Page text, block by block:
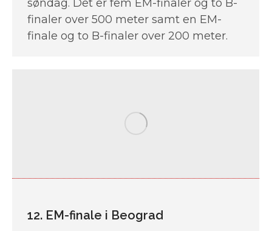
søndag. Det er fem EM-finaler og to B-
finaler over 500 meter samt en EM-
finale og to B-finaler over 200 meter.
12. EM-finale i Beograd